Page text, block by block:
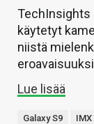
TechInsights
käytetyt
niistä
Lue lisää
Galaxy S9 IMX